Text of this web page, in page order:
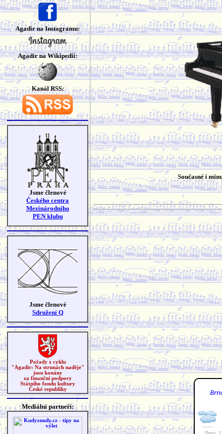
Agadir na Instagramu:
Agadir na Wikipedii:
Kanál RSS:
Jsme členové
Českého centra
Mezinárodního
PEN klubu
Jsme členové
Sdružení Q
Pořady z cyklu
"Agadir: Na strunách naděje"
jsou konány
za finanční podpory
Státního fondu kultury
České republiky
Mediální partneři:
Současné i